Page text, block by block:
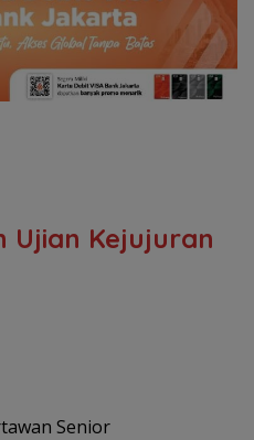
Ujian Kejujuran
Senior